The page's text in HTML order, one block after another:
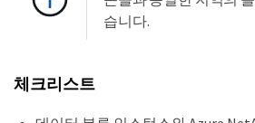
습니다.
체크리스트